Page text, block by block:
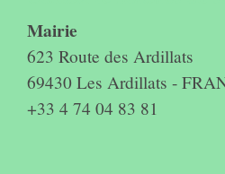
Mairie
623 Route des Ardillats
69430 Les Ardillats -
+33 4 74 04 83 81